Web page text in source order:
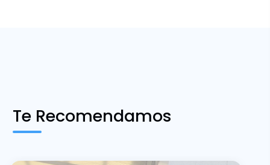
Te Recomendamos